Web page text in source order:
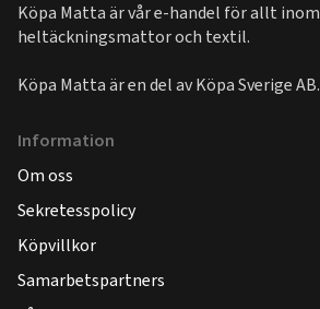
Köpa Matta är vår e-handel för allt inom
heltäckningsmattor och textil.
Köpa Matta är en del avKöpa Sverige AB.
Information
Om oss
Sekretesspolicy
Köpvillkor
Samarbetspartners